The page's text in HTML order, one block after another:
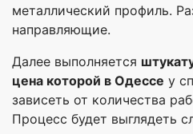
металлический профиль.
направляющие.
Далее выполняется
цена которой в Одессе у
зависеть от количества
Процесс будет выглядеть